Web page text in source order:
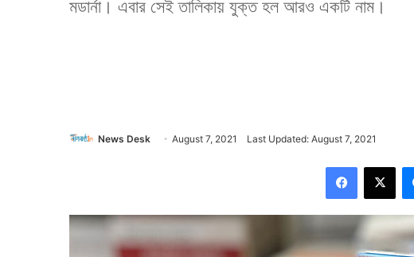
মডার্না। এবার সেই তালিকায় যুক্ত হল আরও একটি নাম।
News Desk August 7, 2021 Last Updated: August 7, 2021